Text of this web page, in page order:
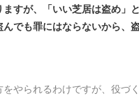
すが、「いい芝居は盗め」
んでも罪にはならないから、
やられるわけですが、役づ